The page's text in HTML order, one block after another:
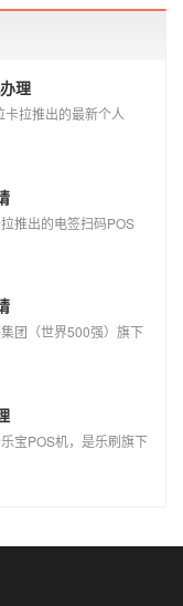
理
拉推出的最新个人
推出的电签扫码POS
团（世界500强）旗下
宝POS机，是乐刷旗下